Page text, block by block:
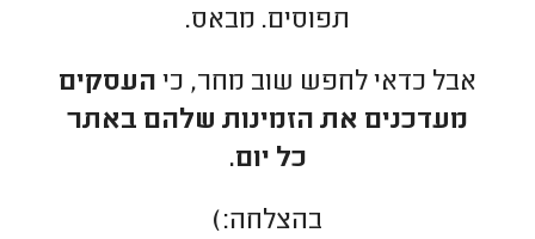
תפוסים. מבאס.
אבל כדאי לחפש שוב מחר, כי העסקים
מעדכנים את הזמינות שלהם באתר
כל יום.
בהצלחה:)